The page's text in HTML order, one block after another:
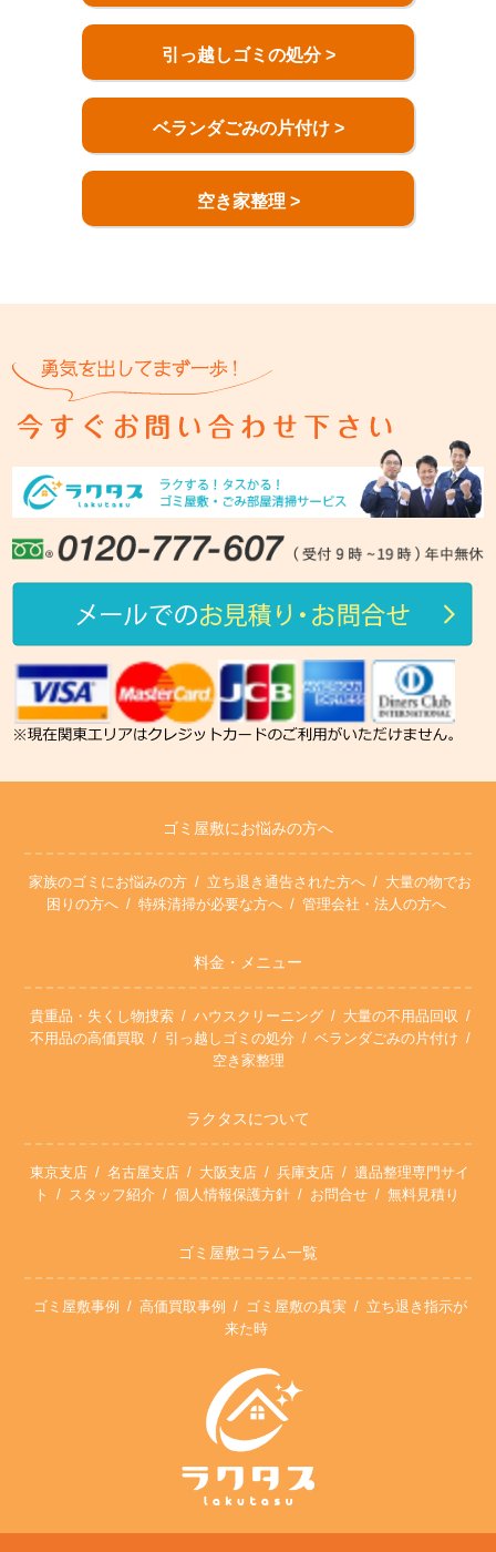
引っ越しゴミの処分 >
ベランダごみの片付け >
空き家整理 >
ゴミ屋敷にお悩みの方へ
家族のゴミにお悩みの方 立ち退き通告された方へ
大量の物でお
困りの方へ
特殊清掃が必要な方へ 管理会社・法人の方へ
料金・メニュー
貴重品・失くし物捜索 ハウスクリーニング
大量の不用品回収
不用品の高価買取
引っ越しゴミの処分
ベランダごみの片付け
空き家整理
ラクタスについて
東京支店 名古屋支店 大阪支店 兵庫支店
遺品整理専門サイ
ト
スタッフ紹介 個人情報保護方針 お問合せ 無料見積り
ゴミ屋敷コラム一覧
ゴミ屋敷事例 高価買取事例 ゴミ屋敷の真実
立ち退き指示が
来た時